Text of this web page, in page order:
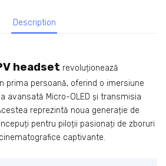
Description
headset revoluționează
prima persoană, oferind o imersiune
avansată Micro-OLED și transmisia
reprezintă noua generație de
pentru piloții pasionați de zboruri
captivante.